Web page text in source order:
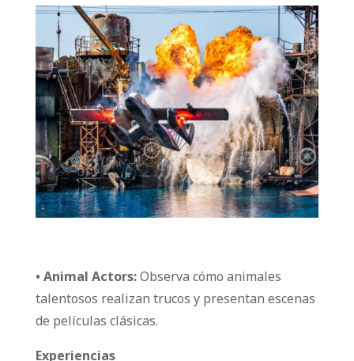
• Animal Actors:Observa cómo animales
talentosos realizan trucos y presentan escenas
de películas clásicas.
Experiencias